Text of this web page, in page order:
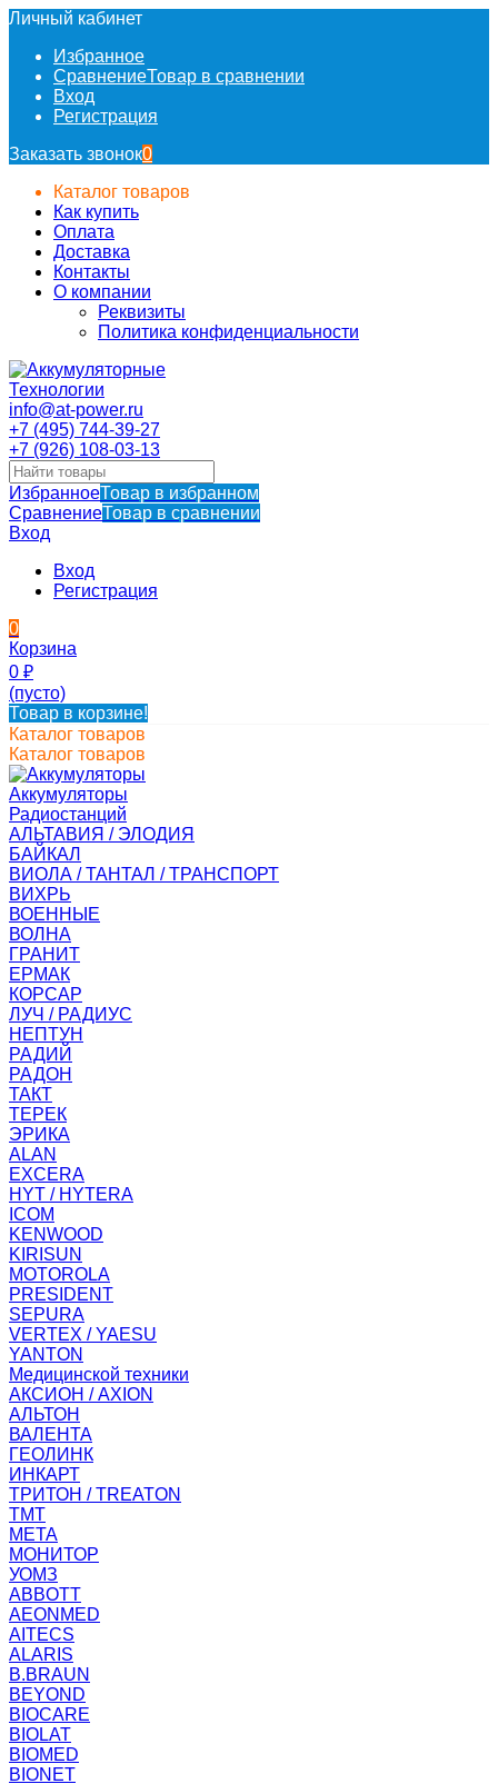
Личный кабинет
Избранное
СравнениеТовар в сравнении
Вход
Регистрация
Заказать звонок0
Каталог товаров
Как купить
Оплата
Доставка
Контакты
О компании
Реквизиты
Политика конфиденциальности
info@at-power.ru
+7 (495) 744-39-27
+7 (926) 108-03-13
ИзбранноеТовар в избранном
СравнениеТовар в сравнении
Вход
Вход
Регистрация
0
Корзина
0 ₽
(пусто)
Товар в корзине!
Каталог товаров
Каталог товаров
Аккумуляторы
Радиостанций
АЛЬТАВИЯ / ЭЛОДИЯ
БАЙКАЛ
ВИОЛА / ТАНТАЛ / ТРАНСПОРТ
ВИХРЬ
ВОЕННЫЕ
ВОЛНА
ГРАНИТ
ЕРМАК
КОРСАР
ЛУЧ / РАДИУС
НЕПТУН
РАДИЙ
РАДОН
ТАКТ
ТЕРЕК
ЭРИКА
ALAN
EXCERA
HYT / HYTERA
ICOM
KENWOOD
KIRISUN
MOTOROLA
PRESIDENT
SEPURA
VERTEX / YAESU
YANTON
Медицинской техники
АКСИОН / AXION
АЛЬТОН
ВАЛЕНТА
ГЕОЛИНК
ИНКАРТ
ТРИТОН / TREATON
ТМТ
МЕТА
МОНИТОР
УОМЗ
ABBOTT
AEONMED
AITECS
ALARIS
B.BRAUN
BEYOND
BIOCARE
BIOLAT
BIOMED
BIONET